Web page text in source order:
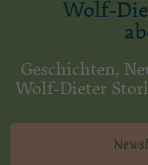
Wolf-
Geschichten,
Wolf-Dieter